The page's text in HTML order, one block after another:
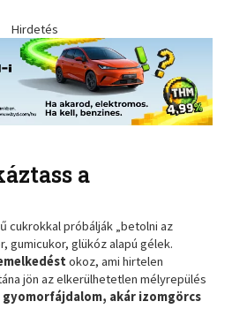
Hirdetés
a
cukrokkal próbálják „betolni az
gumicukor, glükóz alapú gélek.
okoz, ami hirtelen
jön az elkerülhetetlen mélyrepülés
akár izomgörcs